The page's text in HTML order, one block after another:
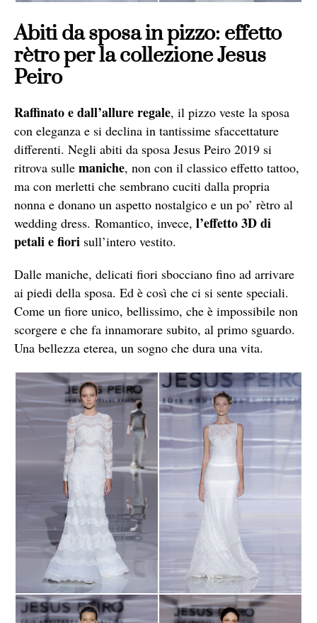
Abiti da sposa in pizzo: effetto
rètro per la collezione Jesus
Peiro
Raffinato e dall’allure regale, il pizzo veste la sposa
con eleganza e si declina in tantissime sfaccettature
differenti. Negli abiti da sposa Jesus Peiro 2019 si
ritrova sulle maniche, non con il classico effetto tattoo,
ma con merletti che sembrano cuciti dalla propria
nonna e donano un aspetto nostalgico e un po’ rètro al
wedding dress. Romantico, invece, l’effetto 3D di
petali e fiori sull’intero vestito.
Dalle maniche, delicati fiori sbocciano fino ad arrivare
ai piedi della sposa. Ed è così che ci si sente speciali.
Come un fiore unico, bellissimo, che è impossibile non
scorgere e che fa innamorare subito, al primo sguardo.
Una bellezza eterea, un sogno che dura una vita.